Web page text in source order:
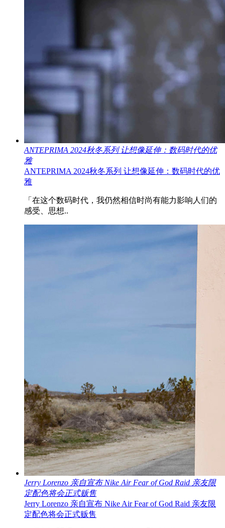
ANTEPRIMA 2024秋冬系列 让想像延伸：数码时代的优
雅
ANTEPRIMA 2024秋冬系列 让想像延伸：数码时代的优
雅
「在这个数码时代，我仍然相信时尚有能力影响人们的
感受、思想..
Jerry Lorenzo 亲自宣布 Nike Air Fear of God Raid 亲友限
定配色将会正式贩售
Jerry Lorenzo 亲自宣布 Nike Air Fear of God Raid 亲友限
定配色将会正式贩售